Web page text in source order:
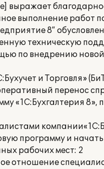
выполнение работ
8”
техническую
по внедрению
и Торговля»
перенос
«1С:Бухгалтерия
программу и
рабочих мест: 2
отношение